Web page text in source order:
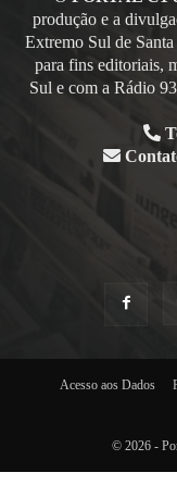
produção e a
Extremo Sul de
para fins editoriais,
Sul e com a Rádio
Acesso aos Dados
© 2026 -